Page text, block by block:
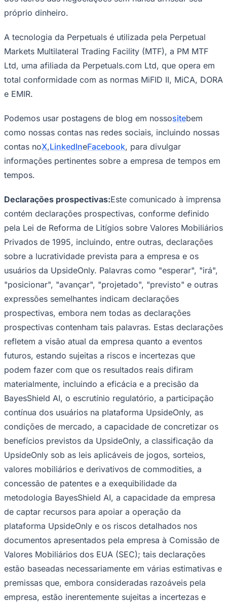
São Paulo
Santos
próprio dinheiro.
A tecnologia da Perpetuals é utilizada pela Perpetual
Markets Multilateral Trading Facility (MTF), a PM MTF
Ltd, uma afiliada da Perpetuals.com Ltd, que opera em
total conformidade com as normas MiFID II, MiCA, DORA
e EMIR.
Podemos usar postagens de blog em nossositebem
como nossas contas nas redes sociais, incluindo nossas
contas noX,LinkedIneFacebook, para divulgar
informações pertinentes sobre a empresa de tempos em
tempos.
Declarações prospectivas:Este comunicado à imprensa
contém declarações prospectivas, conforme definido
pela Lei de Reforma de Litígios sobre Valores Mobiliários
Privados de 1995, incluindo, entre outras, declarações
sobre a lucratividade prevista para a empresa e os
usuários da UpsideOnly. Palavras como "esperar", "irá",
"posicionar", "avançar", "projetado", "previsto" e outras
expressões semelhantes indicam declarações
prospectivas, embora nem todas as declarações
prospectivas contenham tais palavras. Estas declarações
refletem a visão atual da empresa quanto a eventos
futuros, estando sujeitas a riscos e incertezas que
podem fazer com que os resultados reais difiram
materialmente, incluindo a eficácia e a precisão da
BayesShield AI, o escrutínio regulatório, a participação
contínua dos usuários na plataforma UpsideOnly, as
condições de mercado, a capacidade de concretizar os
benefícios previstos da UpsideOnly, a classificação da
UpsideOnly sob as leis aplicáveis ​​de jogos, sorteios,
valores mobiliários e derivativos de commodities, a
concessão de patentes e a exequibilidade da
metodologia BayesShield AI, a capacidade da empresa
de captar recursos para apoiar a operação da
plataforma UpsideOnly e os riscos detalhados nos
documentos apresentados pela empresa à Comissão de
Valores Mobiliários dos EUA (SEC); tais declarações
estão baseadas necessariamente em várias estimativas e
premissas que, embora consideradas razoáveis ​​pela
empresa, estão inerentemente sujeitas a incertezas e